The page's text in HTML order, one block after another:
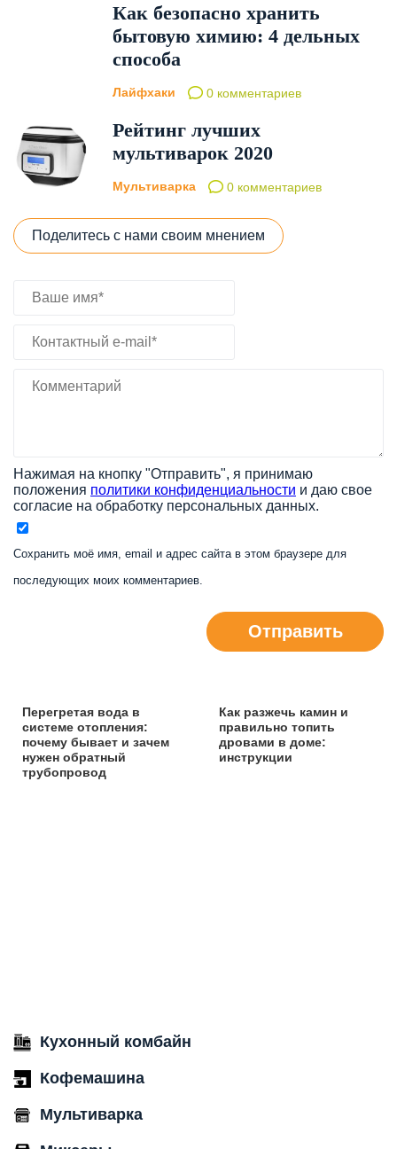
Как безопасно хранить
бытовую химию: 4 дельных
способа
Лайфхаки 0 комментариев
Рейтинг лучших
мультиварок 2020
Мультиварка 0 комментариев
Поделитесь с нами своим мнением
Нажимая на кнопку "Отправить", я принимаю
положения политики конфиденциальности и даю свое
согласие на обработку персональных данных.
Сохранить моё имя, email и адрес сайта в этом браузере для
последующих моих комментариев.
Отправить
Перегретая вода в
системе отопления:
почему бывает и зачем
нужен обратный
трубопровод
Как разжечь камин и
правильно топить
дровами в доме:
инструкции
Кухонный комбайн
Кофемашина
Мультиварка